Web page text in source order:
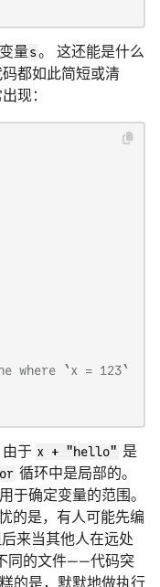
量s。 这还能是什么
都如此简短或清
现：
where `x = 123`
由于 x + "hello" 是
循环中是局部的。
于确定变量的范围。
的是，有人可能先编
来当其他人在远处
同的文件——代码突
的是，默默地做执行